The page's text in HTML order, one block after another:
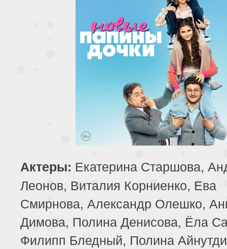
Актеры: Екатерина Старшова,
Леонов, Виталия Корниенко, Ева
Смирнова, Александр Олешко,
Димова, Полина Денисова, Ёла
Филипп Бледный, Полина